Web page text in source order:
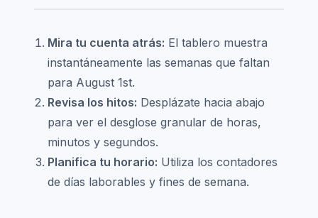
Mira tu cuenta atrás: El tablero muestra
instantáneamente las semanas que faltan
para August 1st.
Revisa los hitos: Desplázate hacia abajo
para ver el desglose granular de horas,
minutos y segundos.
Planifica tu horario: Utiliza los contadores
de días laborables y fines de semana.